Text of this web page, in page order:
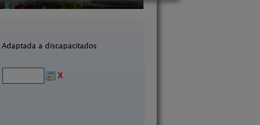
Adaptada a discapacitados
X